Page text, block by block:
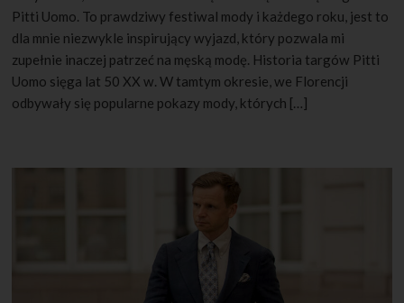
Pitti Uomo. To prawdziwy festiwal mody i każdego roku, jest to
dla mnie niezwykle inspirujący wyjazd, który pozwala mi
zupełnie inaczej patrzeć na męską modę. Historia targów Pitti
Uomo sięga lat 50 XX w. W tamtym okresie, we Florencji
odbywały się popularne pokazy mody, których […]